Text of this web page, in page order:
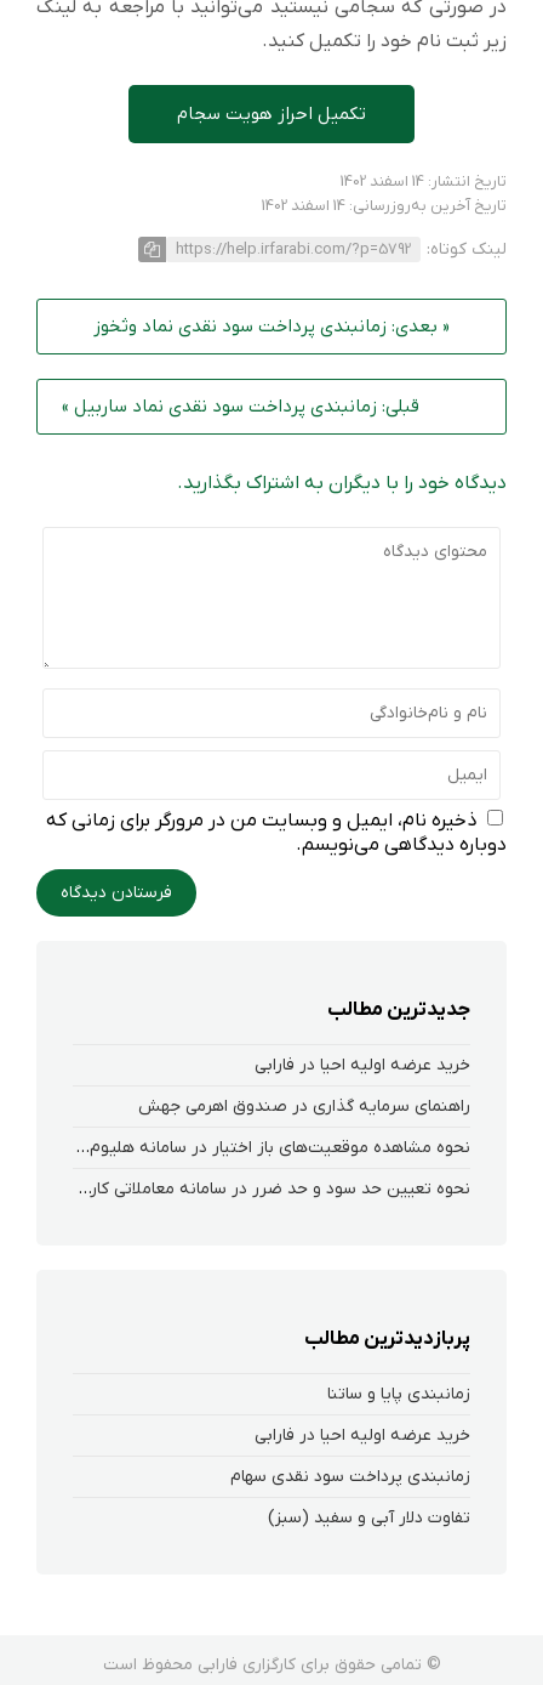
در صورتی که سجامی نیستید می‌توانید با مراجعه به لینک
زیر ثبت نام خود را تکمیل کنید.
تکمیل احراز هویت سجام
تاریخ انتشار: 14 اسفند 1402
تاریخ آخرین به‌روزرسانی: 14 اسفند 1402
لینک کوتاه: https://help.irfarabi.com/?p=5792
« بعدی: زمانبندی پرداخت سود نقدی نماد وثخوز
قبلی: زمانبندی پرداخت سود نقدی نماد ساربیل »
دیدگاه خود را با دیگران به اشتراک بگذارید.
ذخیره نام، ایمیل و وبسایت من در مرورگر برای زمانی که
دوباره دیدگاهی می‌نویسم.
جدیدترین مطالب
خرید عرضه اولیه احیا در فارابی
راهنمای سرمایه گذاری در صندوق اهرمی جهش
نحوه‌ مشاهده‌ موقعیت‌های باز اختیار در سامانه هلیوم و نکست
نحوه تعیین حد سود و حد ضرر در سامانه معاملاتی کارگزاری فارابی
پربازدیدترین مطالب
زمانبندی پایا و ساتنا
خرید عرضه اولیه احیا در فارابی
زمانبندی پرداخت سود نقدی سهام‌
تفاوت دلار آبی و سفید (سبز)
© تمامی حقوق برای کارگزاری فارابی محفوظ است